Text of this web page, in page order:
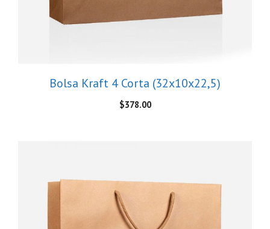
Bolsa Kraft 4 Corta (32x10x22,5)
$378.00